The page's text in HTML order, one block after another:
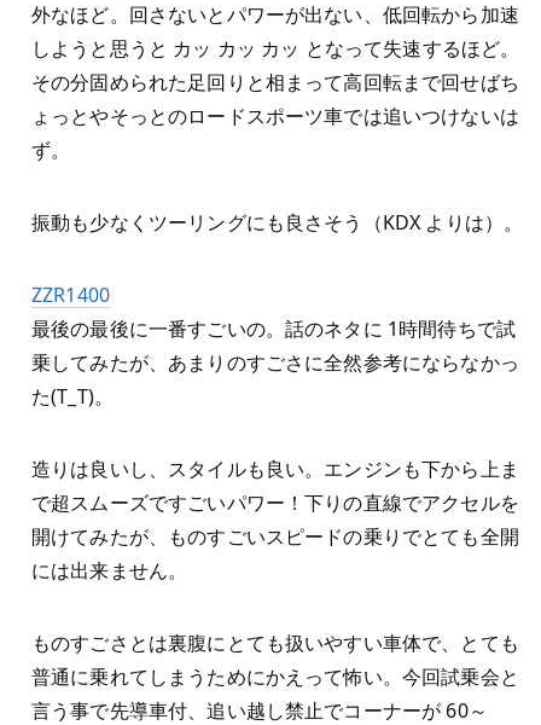
外なほど。回さないとパワーが出ない、低回転から加速
しようと思うと カッ カッ カッ となって失速するほど。
その分固められた足回りと相まって高回転まで回せばち
ょっとやそっとのロードスポーツ車では追いつけないは
ず。
振動も少なくツーリングにも良さそう（KDX よりは）。
ZZR1400
最後の最後に一番すごいの。話のネタに 1時間待ちで試
乗してみたが、あまりのすごさに全然参考にならなかっ
た(T_T)。
造りは良いし、スタイルも良い。エンジンも下から上ま
で超スムーズですごいパワー！下りの直線でアクセルを
開けてみたが、ものすごいスピードの乗りでとても全開
には出来ません。
ものすごさとは裏腹にとても扱いやすい車体で、とても
普通に乗れてしまうためにかえって怖い。今回試乗会と
言う事で先導車付、追い越し禁止でコーナーが 60～